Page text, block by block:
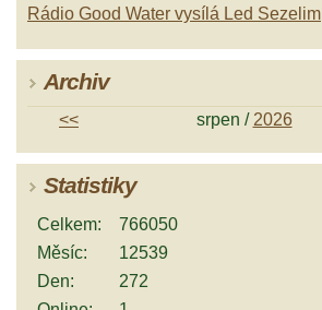
Rádio Good Water vysílá Led Sezelim
Archiv
<< srpen / 2026
Statistiky
Celkem:
766050
Měsíc:
12539
Den:
272